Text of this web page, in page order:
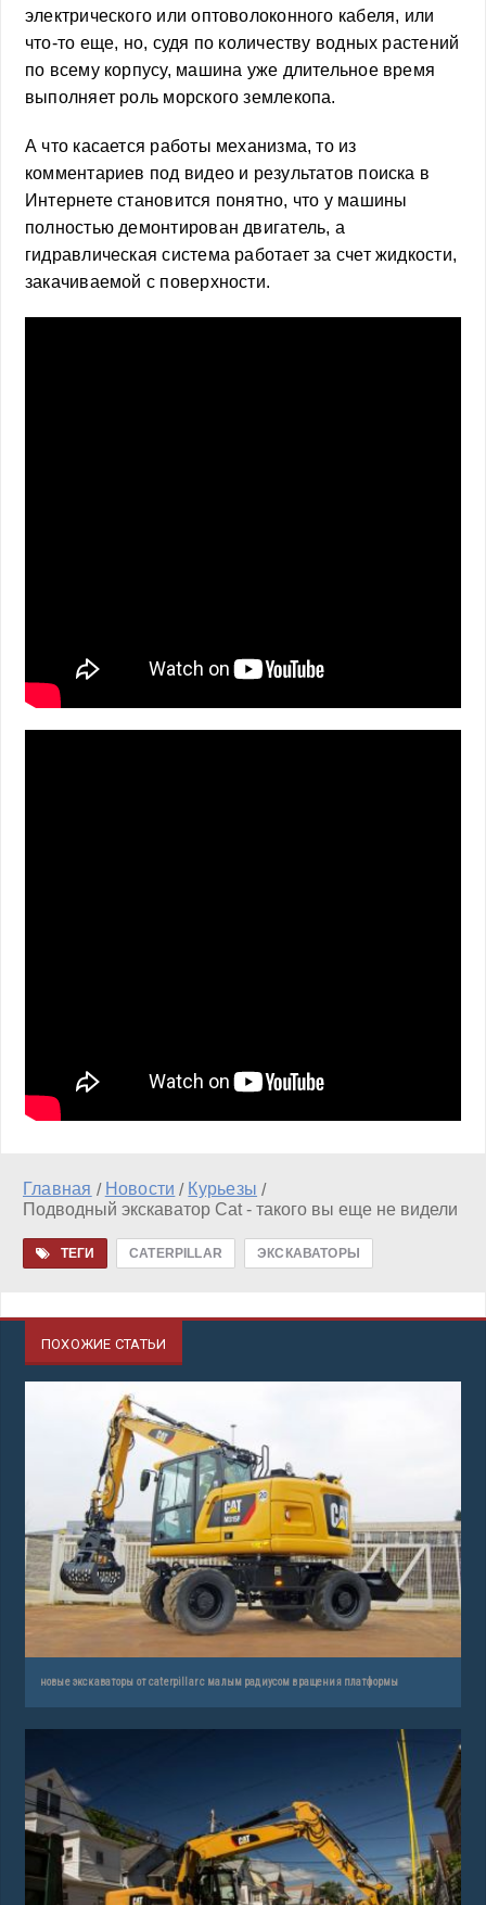
электрического или оптоволоконного кабеля, или
что-то еще, но, судя по количеству водных растений
по всему корпусу, машина уже длительное время
выполняет роль морского землекопа.
А что касается работы механизма, то из
комментариев под видео и результатов поиска в
Интернете становится понятно, что у машины
полностью демонтирован двигатель, а
гидравлическая система работает за счет жидкости,
закачиваемой с поверхности.
Главная / Новости / Курьезы /
Подводный экскаватор Cat - такого вы еще не видели
ТЕГИ CATERPILLAR ЭКСКАВАТОРЫ
ПОХОЖИЕ СТАТЬИ
новые экскаваторы от caterpillar с малым радиусом вращения платформы